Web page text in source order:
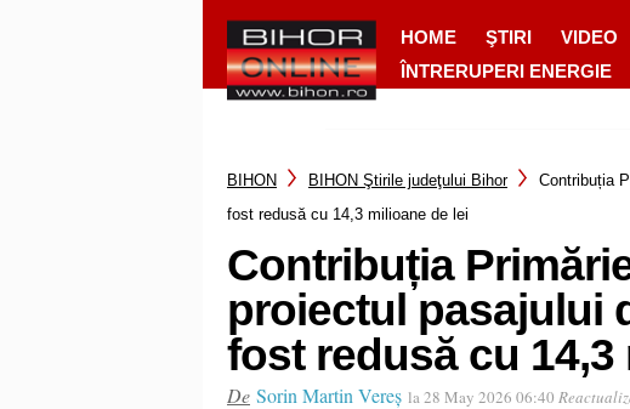
HOME ŞTIRI VIDEO
ÎNTRERUPERI ENERGIE
BIHON BIHON Ştirile judeţului Bihor
Contribuția
fost redusă cu 14,3 milioane de lei
Contribuția
proiectul pasajului
fost redusă cu 14,3
De Sorin Martin Vereș la 28 May 2026 06:40